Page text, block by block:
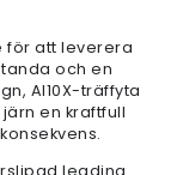
för att leverera
och en
AI10X-träffyta
en kraftfull
leading